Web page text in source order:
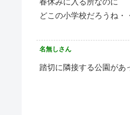
春休みに入る所なのに
どこの小学校だろうね・
名無しさん
踏切に隣接する公園があ